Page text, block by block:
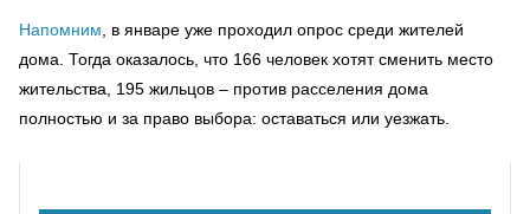
Напомним , в январе уже проходил опрос среди жителей
дома. Тогда оказалось, что 166 человек хотят сменить место
жительства, 195 жильцов – против расселения дома
полностью и за право выбора: оставаться или уезжать.